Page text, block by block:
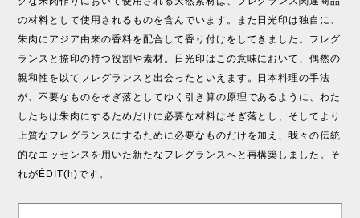
の材料として使用されるものを含んでいます。また日光印は独自に、
朱肉にアジア由来の香料を配合して香り付けをしてきました。フレグ
ランスと捺印の持つ役割や素材。日光印はこの意味において、偶然の
親和性を以てフレグランスと出会ったといえます。日本料理の手法
が、不要なものをそぎ落としてゆく引き算の原理であるように、わた
したちは朱肉にするためだけに必要な材料はそぎ落とし、そしてより
上質なフレグランスにするために必要なものだけを加え、我々の伝統
的なエッセンスを用いた新たなフレグランスへと再構築しました。そ
れがÉDIT(h)です。